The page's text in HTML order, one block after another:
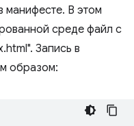
манифесте. В этом
среде файл с
Запись в
образом: